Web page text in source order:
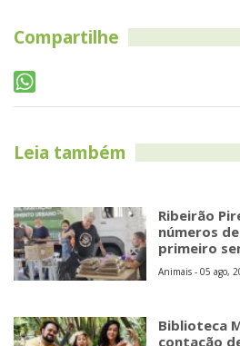
Compartilhe
Leia também
Ribeirão
números
primeiro
Animais - 05 ago,
Biblioteca
contação